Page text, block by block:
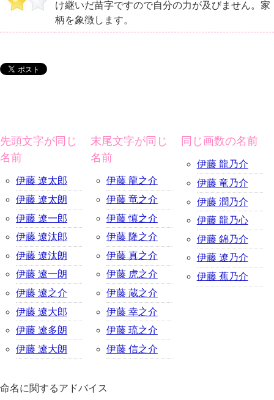
け継いだ苗字ですので自分の力が及びません。家
柄を象徴します。
先頭文字が同じ
名前
伊藤 遼太郎
伊藤 遼太朗
伊藤 遼一郎
伊藤 遼汰郎
伊藤 遼汰朗
伊藤 遼一朗
伊藤 遼之介
伊藤 遼大郎
伊藤 遼多朗
伊藤 遼大朗
末尾文字が同じ
名前
伊藤 龍之介
伊藤 竜之介
伊藤 慎之介
伊藤 隆之介
伊藤 真之介
伊藤 虎之介
伊藤 蔵之介
伊藤 幸之介
伊藤 琉之介
伊藤 信之介
同じ画数の名前
伊藤 龍乃介
伊藤 竜乃介
伊藤 潤乃介
伊藤 龍乃心
伊藤 錦乃介
伊藤 遼乃介
伊藤 蕉乃介
命名に関するアドバイス